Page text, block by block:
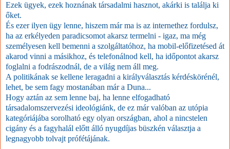
Ezek ügyek, ezek hoznának társadalmi hasznot, akárki is találja ki
őket.
És ezer ilyen ügy lenne, hiszem már ma is az internethez fordulsz,
ha az erkélyeden paradicsomot akarsz termelni - igaz, ma még
személyesen kell bemenni a szolgáltatóhoz, ha mobil-előfizetésed át
akarod vinni a másikhoz, és telefonálnod kell, ha időpontot akarsz
foglalni a fodrászodnál, de a világ nem áll meg.
A politikának se kellene leragadni a királyválasztás kérdéskörénél,
lehet, be sem fagy mostanában már a Duna...
Hogy aztán az sem lenne baj, ha lenne elfogadható
társadalomszervezési ideológiánk, de ez már valóban az utópia
kategóriájába sorolható egy olyan országban, ahol a nincstelen
cigány és a fagyhalál előtt álló nyugdíjas büszkén választja a
legnagyobb tolvajt prófétájának.